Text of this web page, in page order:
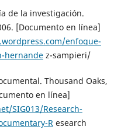
de la investigación.
[Documento en línea]
enfoque-
hernandez-sampieri/
Thousand Oaks,
en línea]
SIG013/Research-
R esearch